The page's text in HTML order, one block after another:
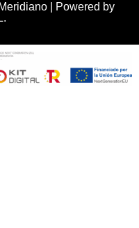
| Powered by